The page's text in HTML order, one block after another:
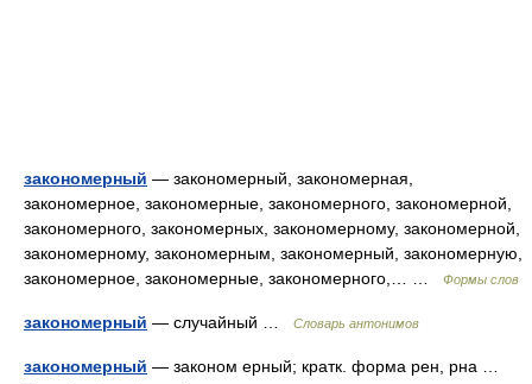
закономерный — закономерный, закономерная,
закономерное, закономерные, закономерного, закономерной,
закономерного, закономерных, закономерному, закономерной,
закономерному, закономерным, закономерный, закономерную,
закономерное, закономерные, закономерного,… …
Формы слов
закономерный — случайный … Словарь антонимов
закономерный — законом ерный; кратк. форма рен, рна …